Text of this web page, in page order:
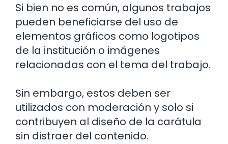
Si bien no es común, algunos trabajos
pueden beneficiarse del uso de
elementos gráficos como logotipos
de la institución o imágenes
relacionadas con el tema del trabajo.
Sin embargo, estos deben ser
utilizados con moderación y solo si
contribuyen al diseño de la carátula
sin distraer del contenido.